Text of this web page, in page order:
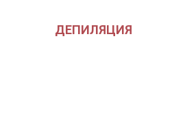
ДЕПИЛЯЦИЯ